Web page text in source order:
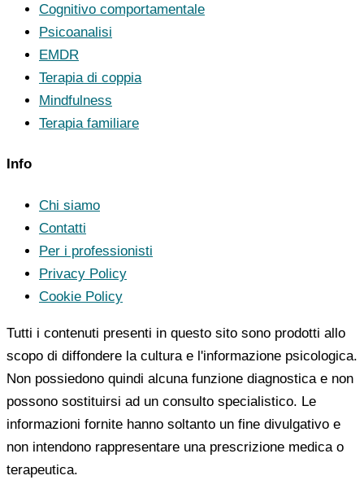
Cognitivo comportamentale
Psicoanalisi
EMDR
Terapia di coppia
Mindfulness
Terapia familiare
Info
Chi siamo
Contatti
Per i professionisti
Privacy Policy
Cookie Policy
Tutti i contenuti presenti in questo sito sono prodotti allo
scopo di diffondere la cultura e l'informazione psicologica.
Non possiedono quindi alcuna funzione diagnostica e non
possono sostituirsi ad un consulto specialistico. Le
informazioni fornite hanno soltanto un fine divulgativo e
non intendono rappresentare una prescrizione medica o
terapeutica.